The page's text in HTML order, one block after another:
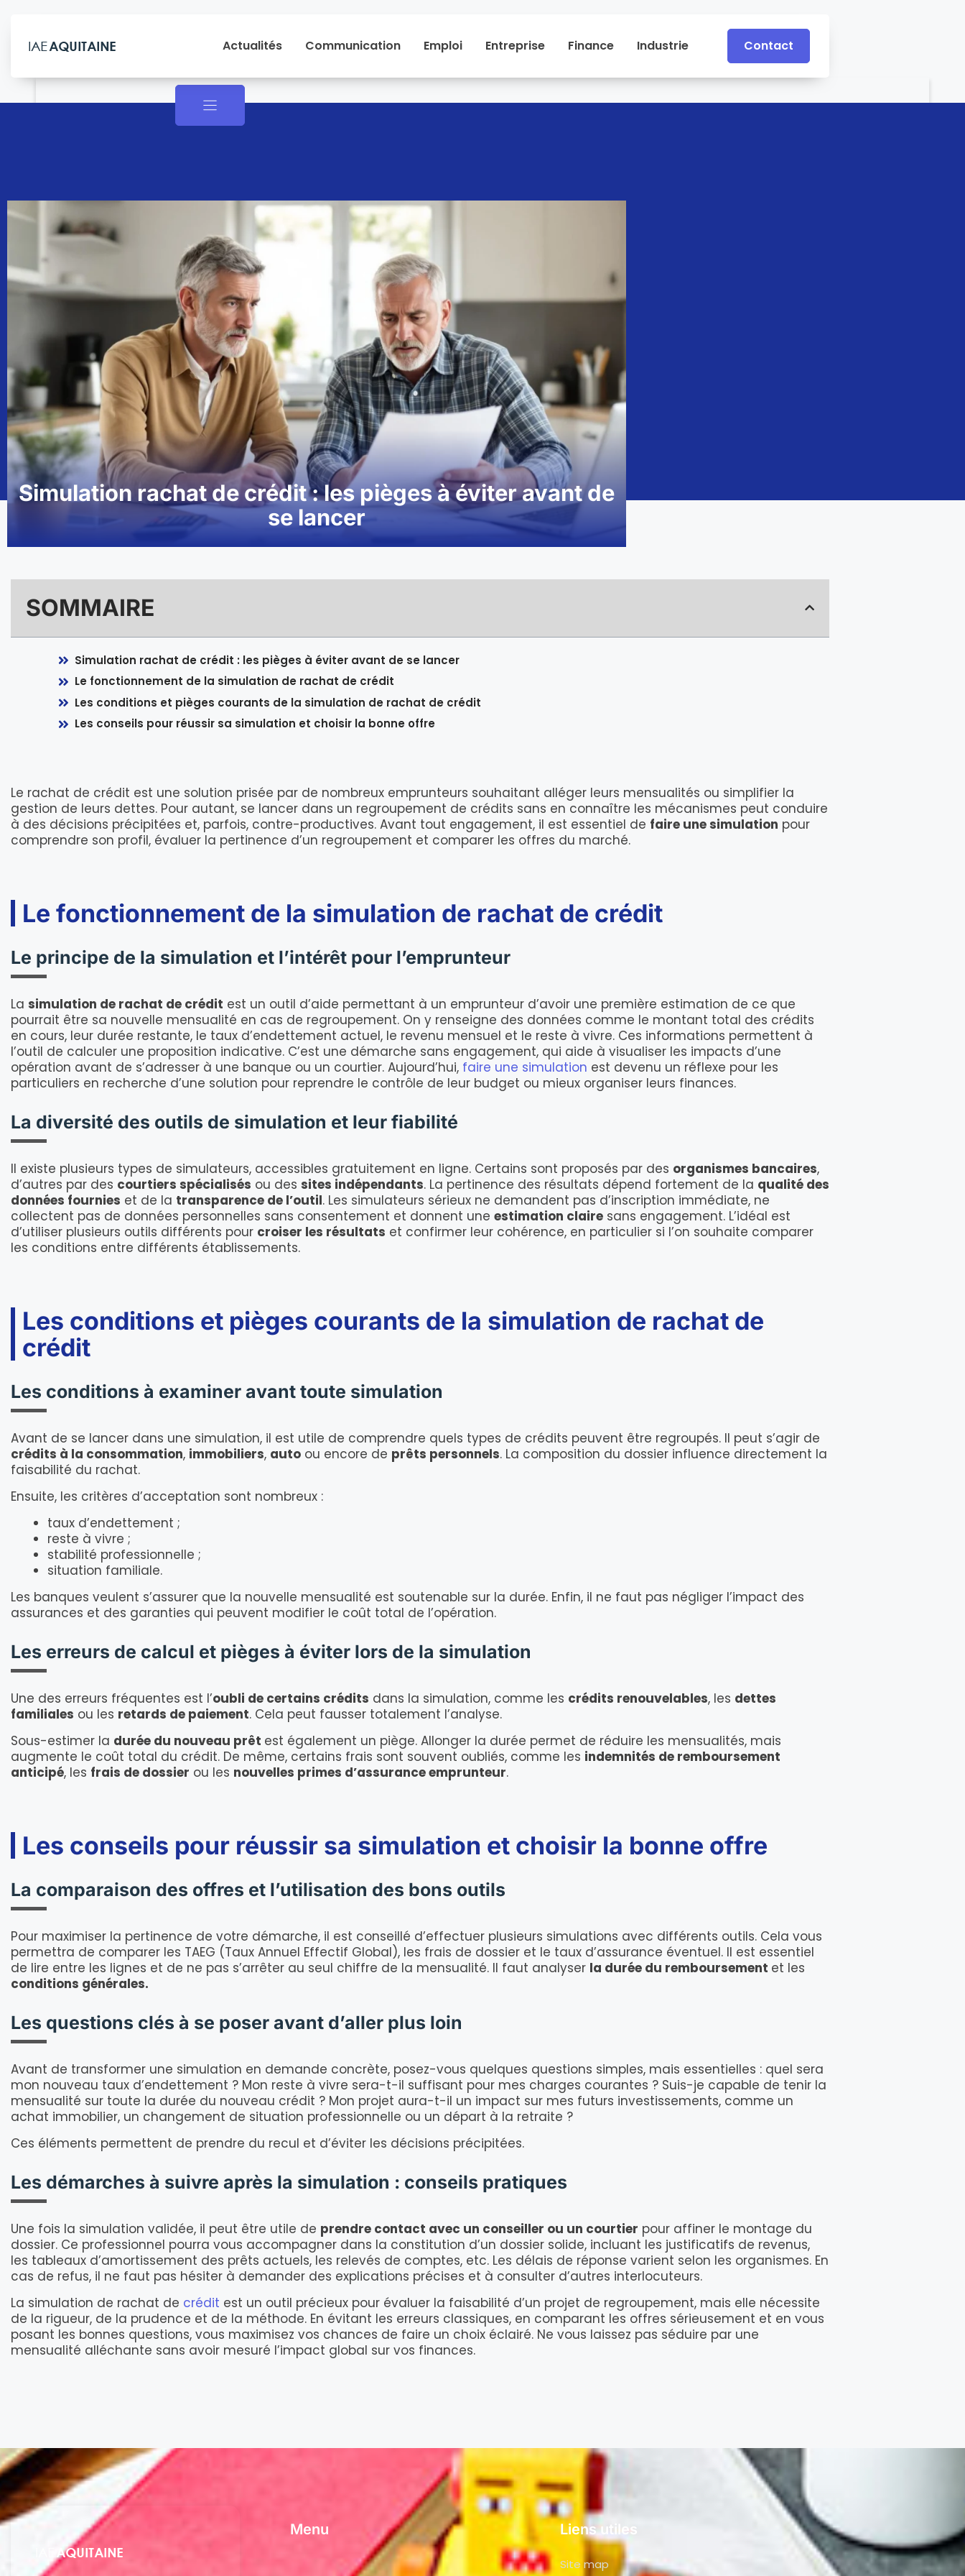
Actualités Communication Emploi Entreprise Finance Industrie Contact
Simulation rachat de crédit : les pièges à éviter avant de
se lancer
SOMMAIRE
Simulation rachat de crédit : les pièges à éviter avant de se lancer
Le fonctionnement de la simulation de rachat de crédit
Les conditions et pièges courants de la simulation de rachat de crédit
Les conseils pour réussir sa simulation et choisir la bonne offre
Le rachat de crédit est une solution prisée par de nombreux emprunteurs souhaitant alléger leurs mensualités ou simplifier la
gestion de leurs dettes. Pour autant, se lancer dans un regroupement de crédits sans en connaître les mécanismes peut conduire
à des décisions précipitées et, parfois, contre-productives. Avant tout engagement, il est essentiel de faire une simulation pour
comprendre son profil, évaluer la pertinence d’un regroupement et comparer les offres du marché.
Le fonctionnement de la simulation de rachat de crédit
Le principe de la simulation et l’intérêt pour l’emprunteur
La simulation de rachat de crédit est un outil d’aide permettant à un emprunteur d’avoir une première estimation de ce que
pourrait être sa nouvelle mensualité en cas de regroupement. On y renseigne des données comme le montant total des crédits
en cours, leur durée restante, le taux d’endettement actuel, le revenu mensuel et le reste à vivre. Ces informations permettent à
l’outil de calculer une proposition indicative. C’est une démarche sans engagement, qui aide à visualiser les impacts d’une
opération avant de s’adresser à une banque ou un courtier. Aujourd’hui, faire une simulation est devenu un réflexe pour les
particuliers en recherche d’une solution pour reprendre le contrôle de leur budget ou mieux organiser leurs finances.
La diversité des outils de simulation et leur fiabilité
Il existe plusieurs types de simulateurs, accessibles gratuitement en ligne. Certains sont proposés par des organismes bancaires,
d’autres par des courtiers spécialisés ou des sites indépendants. La pertinence des résultats dépend fortement de la qualité des
données fournies et de la transparence de l’outil. Les simulateurs sérieux ne demandent pas d’inscription immédiate, ne
collectent pas de données personnelles sans consentement et donnent une estimation claire sans engagement. L’idéal est
d’utiliser plusieurs outils différents pour croiser les résultats et confirmer leur cohérence, en particulier si l’on souhaite comparer
les conditions entre différents établissements.
Les conditions et pièges courants de la simulation de rachat de
crédit
Les conditions à examiner avant toute simulation
Avant de se lancer dans une simulation, il est utile de comprendre quels types de crédits peuvent être regroupés. Il peut s’agir de
crédits à la consommation, immobiliers, auto ou encore de prêts personnels. La composition du dossier influence directement la
faisabilité du rachat.
Ensuite, les critères d’acceptation sont nombreux :
taux d’endettement ;
reste à vivre ;
stabilité professionnelle ;
situation familiale.
Les banques veulent s’assurer que la nouvelle mensualité est soutenable sur la durée. Enfin, il ne faut pas négliger l’impact des
assurances et des garanties qui peuvent modifier le coût total de l’opération.
Les erreurs de calcul et pièges à éviter lors de la simulation
Une des erreurs fréquentes est l’oubli de certains crédits dans la simulation, comme les crédits renouvelables, les dettes
familiales ou les retards de paiement. Cela peut fausser totalement l’analyse.
Sous-estimer la durée du nouveau prêt est également un piège. Allonger la durée permet de réduire les mensualités, mais
augmente le coût total du crédit. De même, certains frais sont souvent oubliés, comme les indemnités de remboursement
anticipé, les frais de dossier ou les nouvelles primes d’assurance emprunteur.
Les conseils pour réussir sa simulation et choisir la bonne offre
La comparaison des offres et l’utilisation des bons outils
Pour maximiser la pertinence de votre démarche, il est conseillé d’effectuer plusieurs simulations avec différents outils. Cela vous
permettra de comparer les TAEG (Taux Annuel Effectif Global), les frais de dossier et le taux d’assurance éventuel. Il est essentiel
de lire entre les lignes et de ne pas s’arrêter au seul chiffre de la mensualité. Il faut analyser la durée du remboursement et les
conditions générales.
Les questions clés à se poser avant d’aller plus loin
Avant de transformer une simulation en demande concrète, posez-vous quelques questions simples, mais essentielles : quel sera
mon nouveau taux d’endettement ? Mon reste à vivre sera-t-il suffisant pour mes charges courantes ? Suis-je capable de tenir la
mensualité sur toute la durée du nouveau crédit ? Mon projet aura-t-il un impact sur mes futurs investissements, comme un
achat immobilier, un changement de situation professionnelle ou un départ à la retraite ?
Ces éléments permettent de prendre du recul et d’éviter les décisions précipitées.
Les démarches à suivre après la simulation : conseils pratiques
Une fois la simulation validée, il peut être utile de prendre contact avec un conseiller ou un courtier pour affiner le montage du
dossier. Ce professionnel pourra vous accompagner dans la constitution d’un dossier solide, incluant les justificatifs de revenus,
les tableaux d’amortissement des prêts actuels, les relevés de comptes, etc. Les délais de réponse varient selon les organismes. En
cas de refus, il ne faut pas hésiter à demander des explications précises et à consulter d’autres interlocuteurs.
La simulation de rachat de crédit est un outil précieux pour évaluer la faisabilité d’un projet de regroupement, mais elle nécessite
de la rigueur, de la prudence et de la méthode. En évitant les erreurs classiques, en comparant les offres sérieusement et en vous
posant les bonnes questions, vous maximisez vos chances de faire un choix éclairé. Ne vous laissez pas séduire par une
mensualité alléchante sans avoir mesuré l’impact global sur vos finances.
Menu Liens utiles
Site map